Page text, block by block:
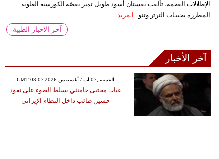
الإطلالات الفخمة، تألقت بفستان أسود طويل تميز بقصّة الكورسيه العلوية
المطرزة بحبيبات الترتر وتنو... المزيد
آخر الأخبار الطبية
آخر الأخبار
GMT 03:07 2026 الجمعة ,07 آب / أغسطس
غياب مجتبى خامنئي يسلط الضوء على نفوذ
حسين طائب داخل النظام الإيراني